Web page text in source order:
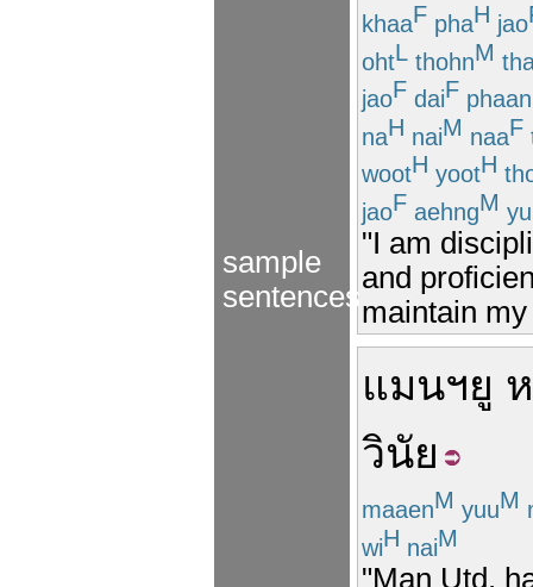
sample
sentences
khaaF phaH jao
ohtL thohnM
jaoF daiF phaan
naH naiM naaF
wootH yootH
jaoF aehngM
"I am
and
maintain
แมนฯยู
วินัย
maaenM yuuM
wiH naiM
"Man Utd.